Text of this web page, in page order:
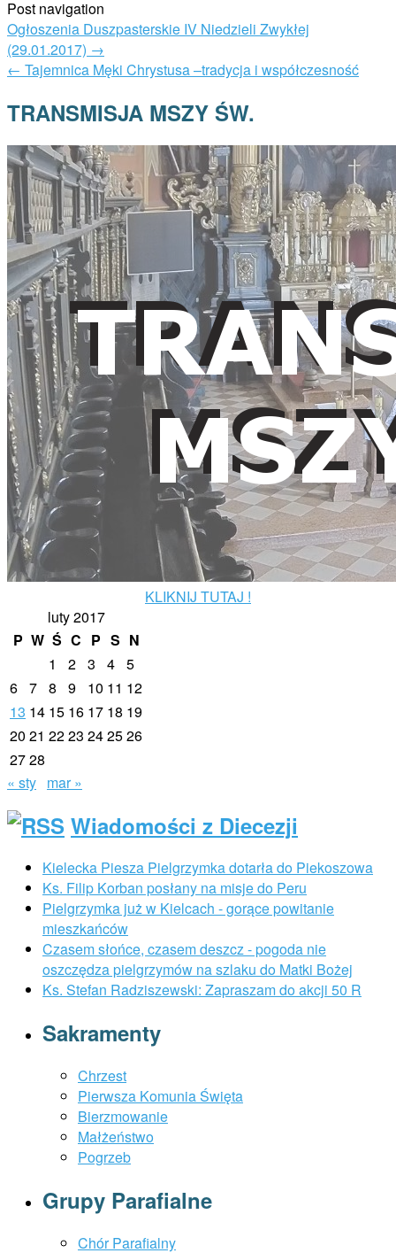
Post navigation
Ogłoszenia Duszpasterskie IV Niedzieli Zwykłej
(29.01.2017) →
← Tajemnica Męki Chrystusa –tradycja i współczesność
TRANSMISJA MSZY ŚW.
KLIKNIJ TUTAJ !
luty 2017
P W Ś C P S N
1
2 3 4 5
6 7 8 9 10 11 12
13 14 15 16 17 18 19
20 21 2223 242526
2728
« sty mar »
Wiadomości z Diecezji
Kielecka Piesza Pielgrzymka dotarła do Piekoszowa
Ks. Filip Korban posłany na misje do Peru
Pielgrzymka już w Kielcach - gorące powitanie
mieszkańców
Czasem słońce, czasem deszcz - pogoda nie
oszczędza pielgrzymów na szlaku do Matki Bożej
Ks. Stefan Radziszewski: Zapraszam do akcji 50 R
Sakramenty
Chrzest
Pierwsza Komunia Święta
Bierzmowanie
Małżeństwo
Pogrzeb
Grupy Parafialne
Chór Parafialny